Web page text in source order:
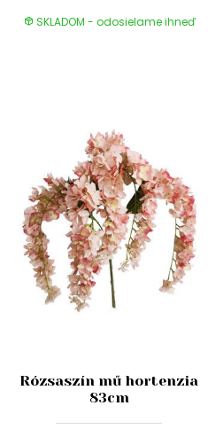
SKLADOM - odosielame ihneď
Rózsaszín mű hortenzia
83cm